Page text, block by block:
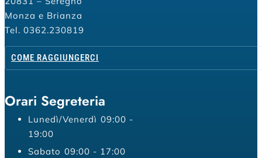
Monza e Brianza
Tel. 0362.230819
COME RAGGIUNGERCI
Orari Segreteria
Lunedì/Venerdì 09:00 -
19:00
Sabato 09:00 - 17:00